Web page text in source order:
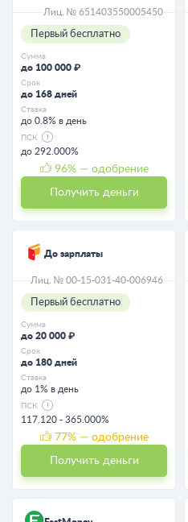
Лиц. № 651403550005450
Первый бесплатно
Сумма
до 100 000 ₽
Срок
до 168 дней
Ставка
до 0.8% в день
ПСК
до 292.000%
96% — одобрение
Получить деньги
До зарплаты
Лиц. № 00-15-031-40-006946
Первый бесплатно
Сумма
до 20 000 ₽
Срок
до 180 дней
Ставка
до 1% в день
ПСК
117.120 - 365.000%
77% — одобрение
Получить деньги